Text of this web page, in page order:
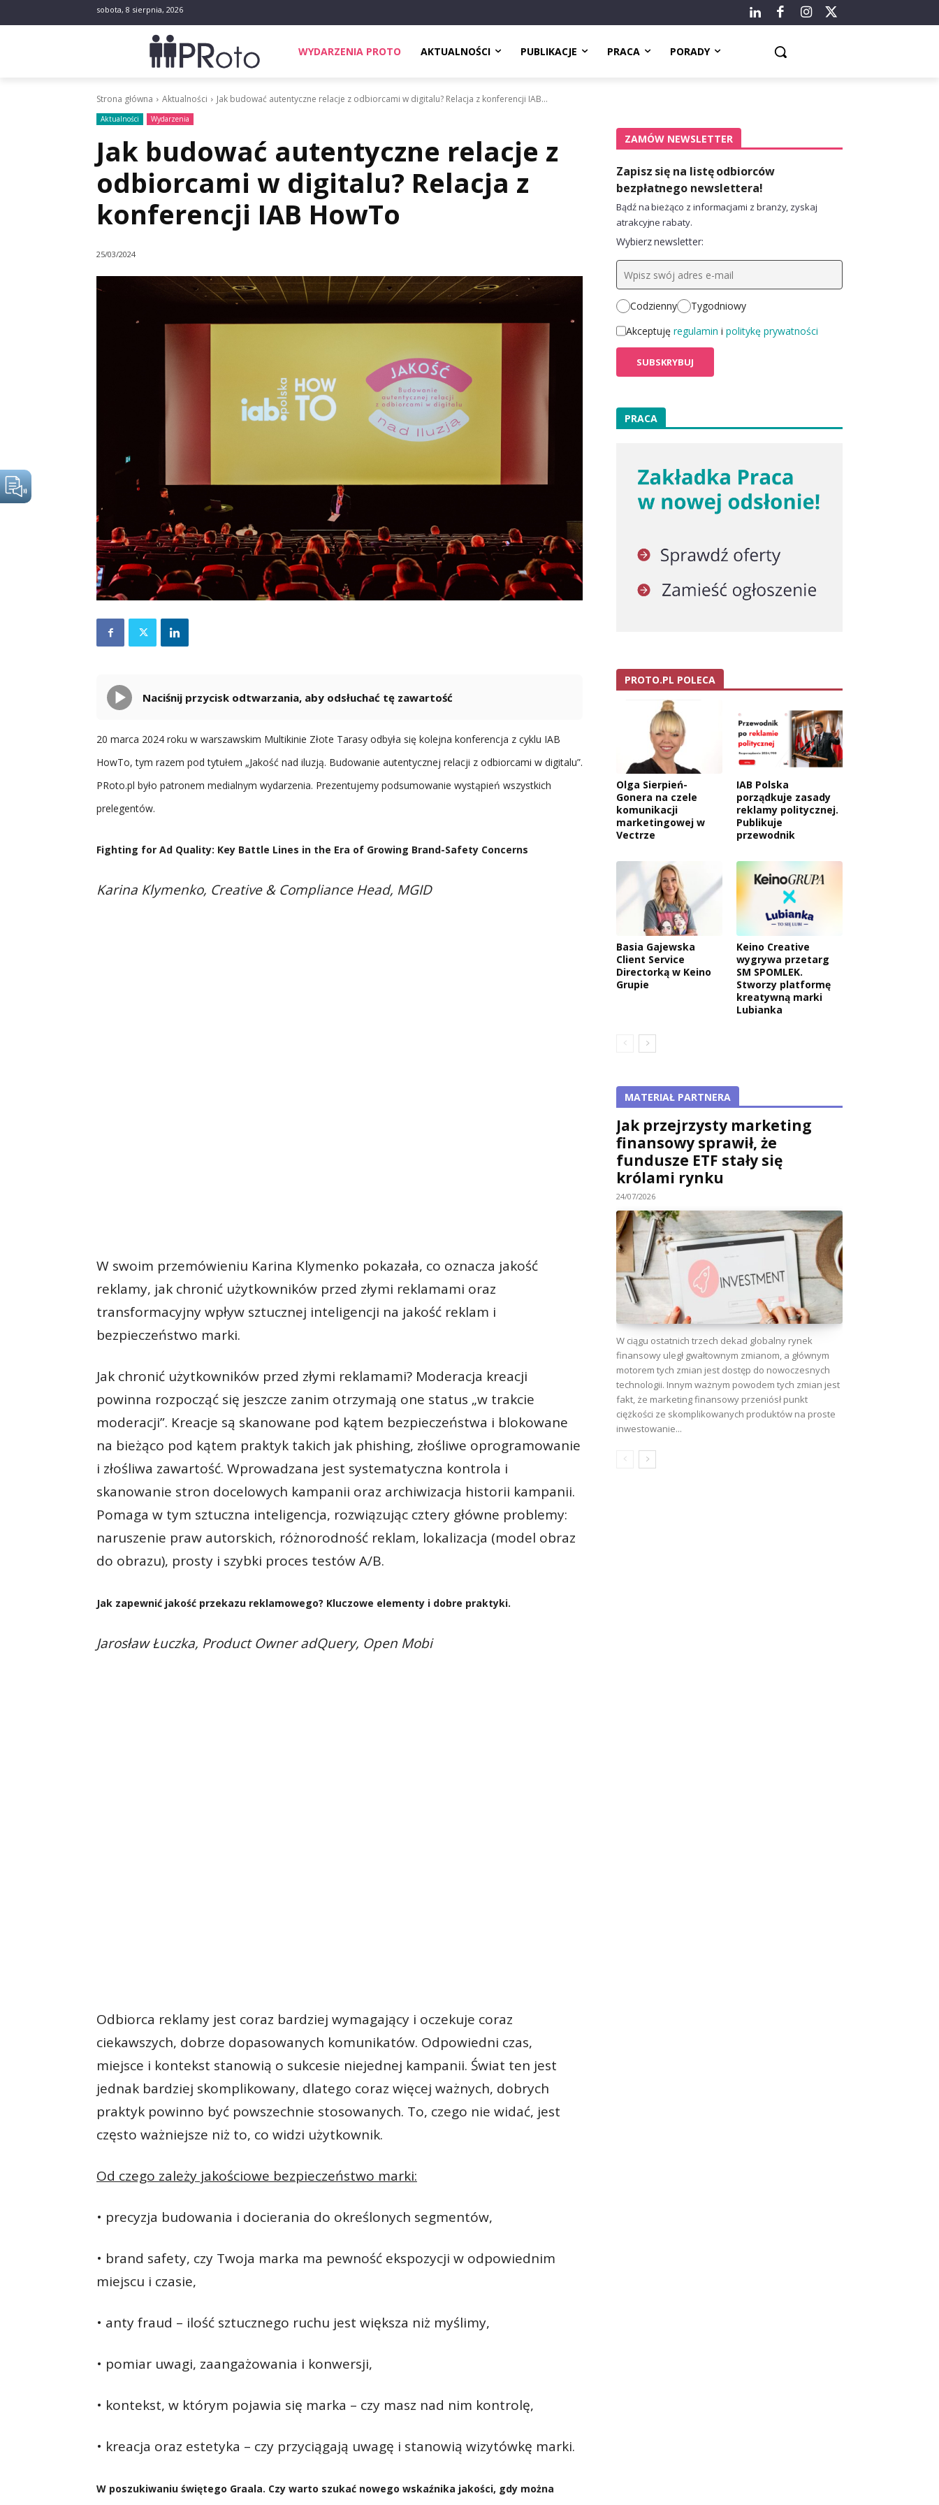
sobota, 8 sierpnia, 2026
WYDARZENIA PROTO AKTUALNOŚCI PUBLIKACJE PRACA PORADY
Strona główna Aktualności Jak budować autentyczne relacje z odbiorcami w digitalu? Relacja z konferencji IAB...
Aktualności Wydarzenia
Jak budować autentyczne relacje z
odbiorcami w digitalu? Relacja z
konferencji IAB HowTo
25/03/2024
Naciśnij przycisk odtwarzania, aby odsłuchać tę zawartość
20 marca 2024 roku w warszawskim Multikinie Złote Tarasy odbyła się kolejna konferencja z cyklu IAB
HowTo, tym razem pod tytułem „Jakość nad iluzją. Budowanie autentycznej relacji z odbiorcami w digitalu”.
PRoto.pl było patronem medialnym wydarzenia. Prezentujemy podsumowanie wystąpień wszystkich
prelegentów.
Fighting for Ad Quality: Key Battle Lines in the Era of Growing Brand-Safety Concerns
Karina Klymenko, Creative & Compliance Head, MGID
W swoim przemówieniu Karina Klymenko pokazała, co oznacza jakość
reklamy, jak chronić użytkowników przed złymi reklamami oraz
transformacyjny wpływ sztucznej inteligencji na jakość reklam i
bezpieczeństwo marki.
Jak chronić użytkowników przed złymi reklamami? Moderacja kreacji
powinna rozpocząć się jeszcze zanim otrzymają one status „w trakcie
moderacji”. Kreacje są skanowane pod kątem bezpieczeństwa i blokowane
na bieżąco pod kątem praktyk takich jak phishing, złośliwe oprogramowanie
i złośliwa zawartość. Wprowadzana jest systematyczna kontrola i
skanowanie stron docelowych kampanii oraz archiwizacja historii kampanii.
Pomaga w tym sztuczna inteligencja, rozwiązując cztery główne problemy:
naruszenie praw autorskich, różnorodność reklam, lokalizacja (model obraz
do obrazu), prosty i szybki proces testów A/B.
Jak zapewnić jakość przekazu reklamowego? Kluczowe elementy i dobre praktyki.
Jarosław Łuczka, Product Owner adQuery, Open Mobi
Odbiorca reklamy jest coraz bardziej wymagający i oczekuje coraz
ciekawszych, dobrze dopasowanych komunikatów. Odpowiedni czas,
miejsce i kontekst stanowią o sukcesie niejednej kampanii. Świat ten jest
jednak bardziej skomplikowany, dlatego coraz więcej ważnych, dobrych
praktyk powinno być powszechnie stosowanych. To, czego nie widać, jest
często ważniejsze niż to, co widzi użytkownik.
Od czego zależy jakościowe bezpieczeństwo marki:
• precyzja budowania i docierania do określonych segmentów,
• brand safety, czy Twoja marka ma pewność ekspozycji w odpowiednim
miejscu i czasie,
• anty fraud – ilość sztucznego ruchu jest większa niż myślimy,
• pomiar uwagi, zaangażowania i konwersji,
• kontekst, w którym pojawia się marka – czy masz nad nim kontrolę,
• kreacja oraz estetyka – czy przyciągają uwagę i stanowią wizytówkę marki.
W poszukiwaniu świętego Graala. Czy warto szukać nowego wskaźnika jakości, gdy można
ZAMÓW NEWSLETTER
Zapisz się na listę odbiorców
bezpłatnego newslettera!
Bądź na bieżąco z informacjami z branży, zyskaj
atrakcyjne rabaty.
Wybierz newsletter:
Codzienny
Tygodniowy
Akceptuję regulamin i politykę prywatności
PRACA
PROTO.PL POLECA
Olga Sierpień-
Gonera na czele
komunikacji
marketingowej w
Vectrze
IAB Polska
porządkuje zasady
reklamy politycznej.
Publikuje
przewodnik
Basia Gajewska
Client Service
Directorką w Keino
Grupie
Keino Creative
wygrywa przetarg
SM SPOMLEK.
Stworzy platformę
kreatywną marki
Lubianka
MATERIAŁ PARTNERA
Jak przejrzysty marketing
finansowy sprawił, że
fundusze ETF stały się
królami rynku
24/07/2026
W ciągu ostatnich trzech dekad globalny rynek
finansowy uległ gwałtownym zmianom, a głównym
motorem tych zmian jest dostęp do nowoczesnych
technologii. Innym ważnym powodem tych zmian jest
fakt, że marketing finansowy przeniósł punkt
ciężkości ze skomplikowanych produktów na proste
inwestowanie...